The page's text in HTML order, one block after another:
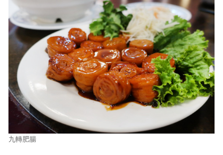
九轉肥腸